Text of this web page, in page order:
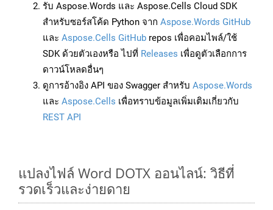
รับ Aspose.Words และ Aspose.Cells Cloud SDK
สำหรับซอร์สโค้ด Python จาก Aspose.Words GitHub
และ Aspose.Cells GitHub repos เพื่อคอมไพล์/ใช้
SDK ด้วยตัวเองหรือ ไปที่ Releases เพื่อดูตัวเลือกการ
ดาวน์โหลดอื่นๆ
ดูการอ้างอิง API ของ Swagger สำหรับ Aspose.Words
และ Aspose.Cells เพื่อทราบข้อมูลเพิ่มเติมเกี่ยวกับ
REST API
แปลงไฟล์ Word DOTX ออนไลน์: วิธีที่
รวดเร็วและง่ายดาย